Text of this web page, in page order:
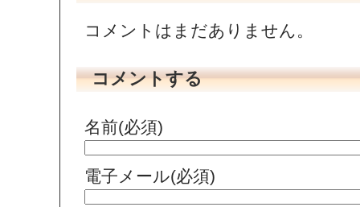
コメントはまだありません。
コメントする
名前(必須)
電子メール(必須)